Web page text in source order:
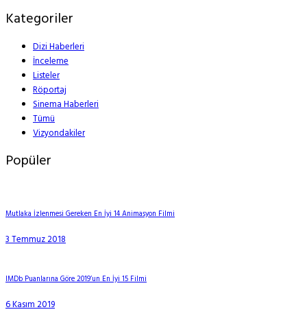
Kategoriler
Dizi Haberleri
İnceleme
Listeler
Röportaj
Sinema Haberleri
Tümü
Vizyondakiler
Popüler
Mutlaka İzlenmesi Gereken En İyi 14 Animasyon Filmi
3 Temmuz 2018
IMDb Puanlarına Göre 2019’un En İyi 15 Filmi
6 Kasım 2019